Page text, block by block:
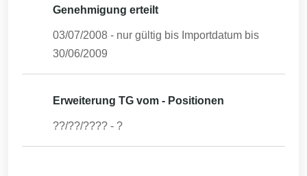
Genehmigung erteilt
03/07/2008 - nur gültig bis Importdatum bis
30/06/2009
Erweiterung TG vom - Positionen
??/??/???? - ?